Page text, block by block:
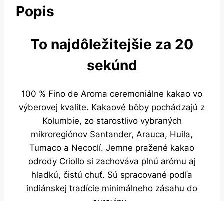
Popis
To najdôležitejšie za 20
sekúnd
100 % Fino de Aroma ceremoniálne kakao vo
výberovej kvalite. Kakaové bôby pochádzajú z
Kolumbie, zo starostlivo vybraných
mikroregiónov Santander, Arauca, Huila,
Tumaco a Necoclí. Jemne pražené kakao
odrody Criollo si zachováva plnú arómu aj
hladkú, čistú chuť. Sú spracované podľa
indiánskej tradície minimálneho zásahu do